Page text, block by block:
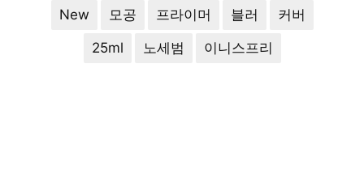
New 모공 프라이머 블러 커버
25ml 노세범 이니스프리